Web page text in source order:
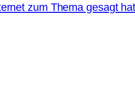
zum Thema gesagt